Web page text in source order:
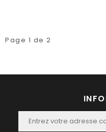
Page 1 de 2